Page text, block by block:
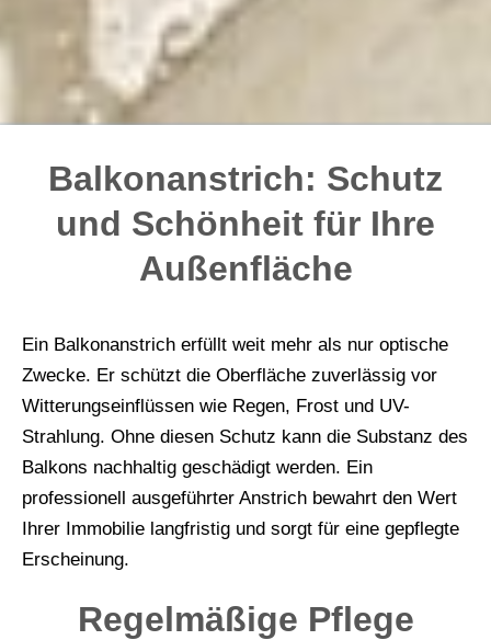
Balkonanstrich: Schutz
und Schönheit für Ihre
Außenfläche
Ein Balkonanstrich erfüllt weit mehr als nur optische
Zwecke. Er schützt die Oberfläche zuverlässig vor
Witterungseinflüssen wie Regen, Frost und UV-
Strahlung. Ohne diesen Schutz kann die Substanz des
Balkons nachhaltig geschädigt werden. Ein
professionell ausgeführter Anstrich bewahrt den Wert
Ihrer Immobilie langfristig und sorgt für eine gepflegte
Erscheinung.
Regelmäßige Pflege